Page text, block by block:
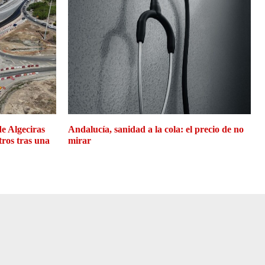
Algeciras
tras una
Andalucía, sanidad a la cola: el precio de no
mirar